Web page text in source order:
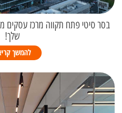
בסר סיטי פתח תקווה מרכז
שלך!
להמשך